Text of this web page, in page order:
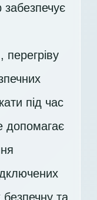
під час
допомагає
безпечну та